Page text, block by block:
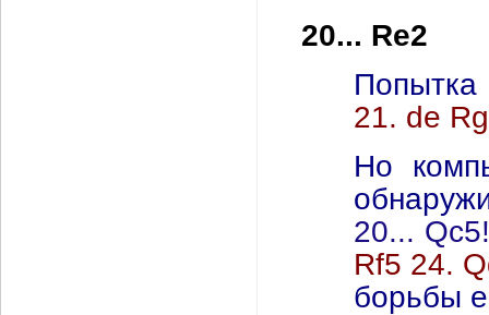
20... Re2
21. de
Но
20...
Rf5 24.
борьбы